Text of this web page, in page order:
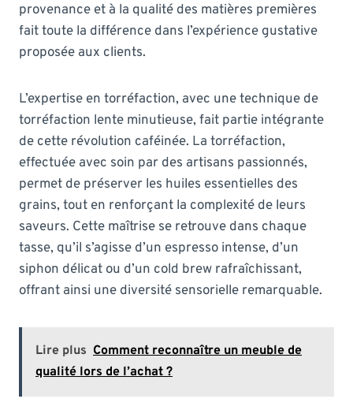
provenance et à la qualité des matières premières
fait toute la différence dans l’expérience gustative
proposée aux clients.
L’expertise en torréfaction, avec une technique de
torréfaction lente minutieuse, fait partie intégrante
de cette révolution caféinée. La torréfaction,
effectuée avec soin par des artisans passionnés,
permet de préserver les huiles essentielles des
grains, tout en renforçant la complexité de leurs
saveurs. Cette maîtrise se retrouve dans chaque
tasse, qu’il s’agisse d’un espresso intense, d’un
siphon délicat ou d’un cold brew rafraîchissant,
offrant ainsi une diversité sensorielle remarquable.
Lire plus Comment reconnaître un meuble de
qualité lors de l’achat ?